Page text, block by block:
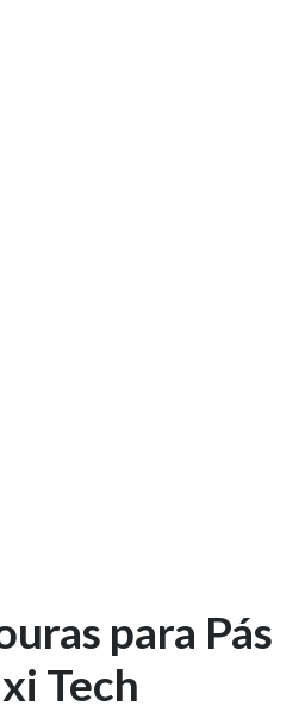
para Pás
Tech